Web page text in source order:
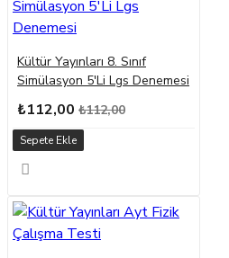
Kültür Yayınları 8. Sınıf
Simülasyon 5'Li Lgs Denemesi
₺112,00 ₺112,00
Sepete Ekle